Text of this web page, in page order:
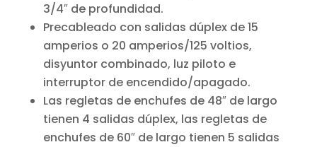
3/4″ de profundidad.
Precableado con salidas dúplex de 15
amperios o 20 amperios/125 voltios,
disyuntor combinado, luz piloto e
interruptor de encendido/apagado.
Las regletas de enchufes de 48″ de largo
tienen 4 salidas dúplex, las regletas de
enchufes de 60″ de largo tienen 5 salidas